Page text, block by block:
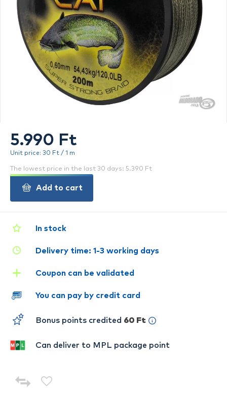
In stock
Delivery time: 1-3 working days
Coupon can be validated
You can pay by credit card
Bonus points credited 60 Ft
Can deliver to MPL package point
5.990 Ft
Unit price: 30 Ft / 1 m
The lowest price in the last 30 days: 5.390 Ft
Add to cart